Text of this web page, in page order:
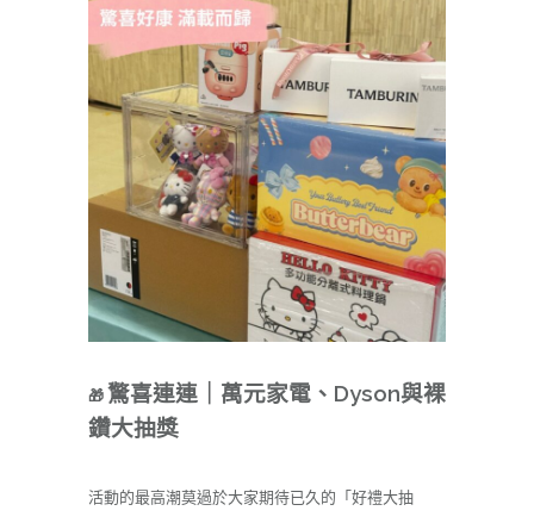
🎁 驚喜連連｜萬元家電、Dyson與裸
鑽大抽獎
活動的最高潮莫過於大家期待已久的「好禮大抽